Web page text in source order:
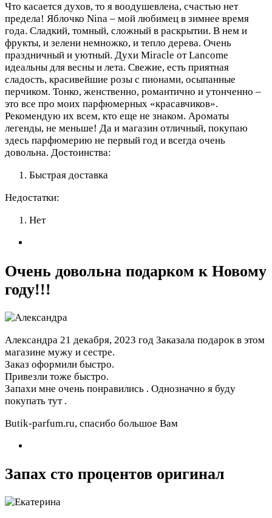
Что касается духов, то я воодушевлена, счастью нет
предела! Яблочко Nina – мой любимец в зимнее время
года. Сладкий, томный, сложный в раскрытии. В нем и
фрукты, и зелени немножко, и тепло дерева. Очень
праздничный и уютный. Духи Мiraсle от Lancome
идеальны для весны и лета. Свежие, есть приятная
сладость, красивейшие розы с пионами, осыпанные
перчиком. Тонко, женственно, романтично и утонченно –
это все про моих парфюмерных «красавчиков».
Рекомендую их всем, кто еще не знаком. Ароматы
легенды, не меньше! Да и магазин отличный, покупаю
здесь парфюмерию не первый год и всегда очень
довольна. Достоинства:
Быстрая доставка
Недостатки:
Нет
Очень довольна подарком к Новому
году!!!
Александра 21 декабря, 2023 год Заказала подарок в этом
магазине мужу и сестре.
Заказ оформили быстро.
Привезли тоже быстро.
Запахи мне очень понравились . Однозначно я буду
покупать тут .
Butik-parfum.ru, спасибо большое Вам
Запах сто процентов оригинал